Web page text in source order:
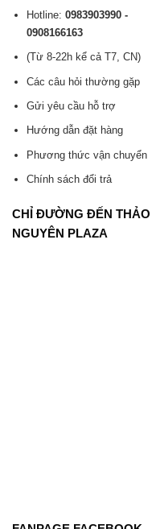
Hotline: 0983903990 -
0908166163
(Từ 8-22h kể cả T7, CN)
Các câu hỏi thường gặp
Gửi yêu cầu hỗ trợ
Hướng dẫn đặt hàng
Phương thức vận chuyển
Chính sách đổi trả
CHỈ ĐƯỜNG ĐẾN THẢO
NGUYÊN PLAZA